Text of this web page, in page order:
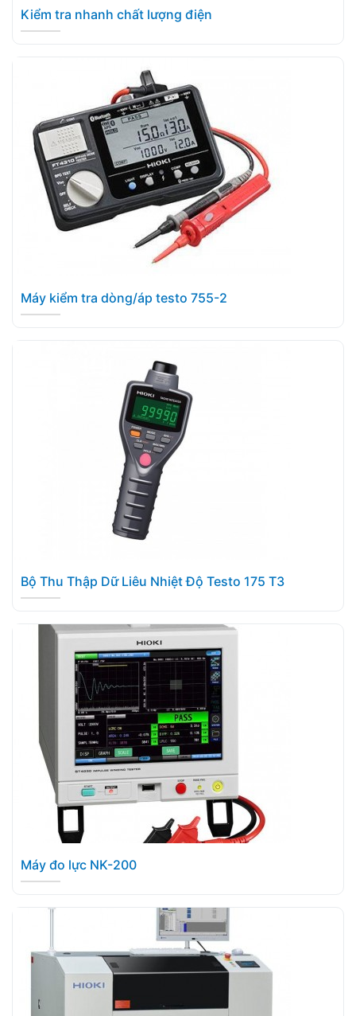
Kiểm tra nhanh chất lượng điện
Máy kiểm tra dòng/áp testo 755-2
Bộ Thu Thập Dữ Liêu Nhiệt Độ Testo 175 T3
Máy đo lực NK-200